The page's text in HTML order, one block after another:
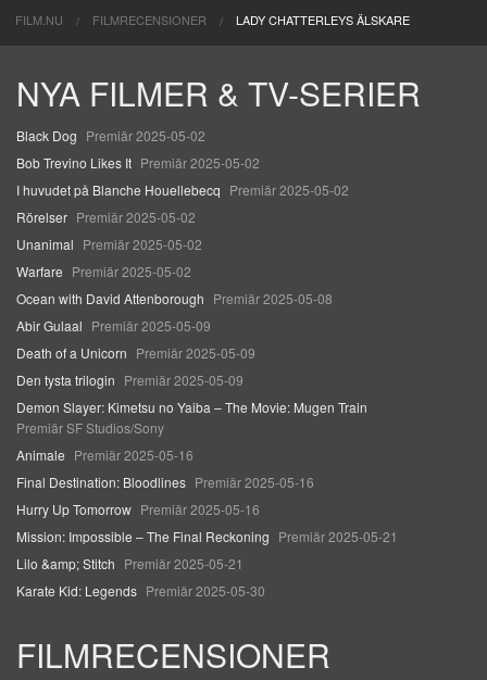
FILM.NU FILMRECENSIONER LADY CHATTERLEYS ÄLSKARE
NYA FILMER & TV-SERIER
Black Dog Premiär 2025-05-02
Bob Trevino Likes It Premiär 2025-05-02
I huvudet på Blanche Houellebecq Premiär 2025-05-02
Rörelser Premiär 2025-05-02
Unanimal Premiär 2025-05-02
Warfare Premiär 2025-05-02
Ocean with David Attenborough Premiär 2025-05-08
Abir Gulaal Premiär 2025-05-09
Death of a Unicorn Premiär 2025-05-09
Den tysta trilogin Premiär 2025-05-09
Demon Slayer: Kimetsu no Yaiba – The Movie: Mugen Train
Premiär SF Studios/Sony
Animale Premiär 2025-05-16
Final Destination: Bloodlines Premiär 2025-05-16
Hurry Up Tomorrow Premiär 2025-05-16
Mission: Impossible – The Final Reckoning Premiär 2025-05-21
Lilo &amp; Stitch Premiär 2025-05-21
Karate Kid: Legends Premiär 2025-05-30
FILMRECENSIONER